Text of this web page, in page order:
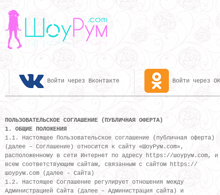
Войти через Вконтакте Войти через
ПОЛЬЗОВАТЕЛЬСКОЕ СОГЛАШЕНИЕ (ПУБЛИЧНАЯ ОФЕРТА)
1. ОБЩИЕ ПОЛОЖЕНИЯ
1.1. Настоящее Пользовательское соглашение (публичная оферта)
(далее – Соглашение) относится к сайту «ШоуРум.com»,
расположенному в сети Интернет по адресу https://шоурум.com, и
всем соответствующим сайтам, связанным с сайтом https://
шоурум.com (далее - Сайта)
1.2. Настоящее Соглашение регулирует отношения между
Администрацией Сайта (далее – Администрация сайта) и